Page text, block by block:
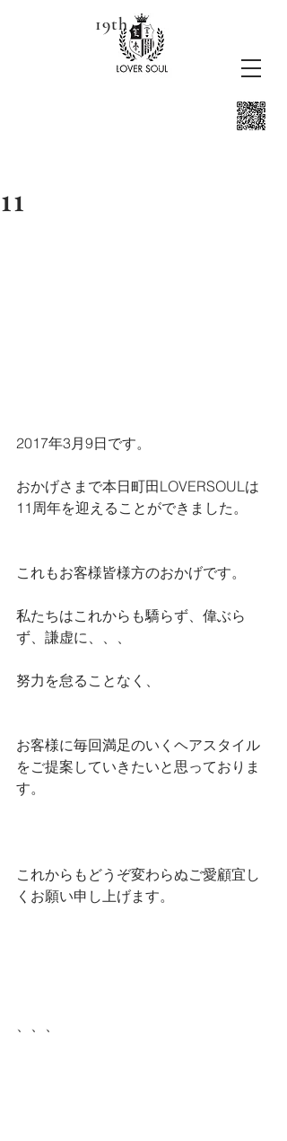
19th
11
2017年3月9日です。
おかげさまで本日町田LOVERSOULは
11周年を迎えることができました。
これもお客様皆様方のおかげです。
私たちはこれからも驕らず、偉ぶら
ず、謙虚に、、、
努力を怠ることなく、
お客様に毎回満足のいくヘアスタイル
をご提案していきたいと思っておりま
す。
これからもどうぞ変わらぬご愛顧宜し
くお願い申し上げます。
、、、